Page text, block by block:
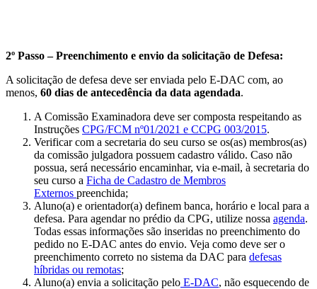
2º Passo – Preenchimento e envio da solicitação de Defesa:
A solicitação de defesa deve ser enviada pelo E-DAC com, ao
menos, 60 dias de antecedência da data agendada.
A Comissão Examinadora deve ser composta respeitando as
Instruções CPG/FCM nº01/2021 e CCPG 003/2015.
Verificar com a secretaria do seu curso se os(as) membros(as)
da comissão julgadora possuem cadastro válido. Caso não
possua, será necessário encaminhar, via e-mail, à secretaria do
seu curso a Ficha de Cadastro de Membros
Externos preenchida;
Aluno(a) e orientador(a) definem banca, horário e local para a
defesa. Para agendar no prédio da CPG, utilize nossa agenda.
Todas essas informações são inseridas no preenchimento do
pedido no E-DAC antes do envio. Veja como deve ser o
preenchimento correto no sistema da DAC para defesas
híbridas ou remotas;
Aluno(a) envia a solicitação pelo E-DAC, não esquecendo de